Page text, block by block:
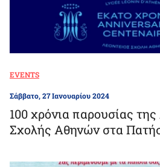
EVENTS
Σάββατο, 27 Ιανουαρίου 2024
100 χρόνια παρουσίας
Σχολής Αθηνών στα